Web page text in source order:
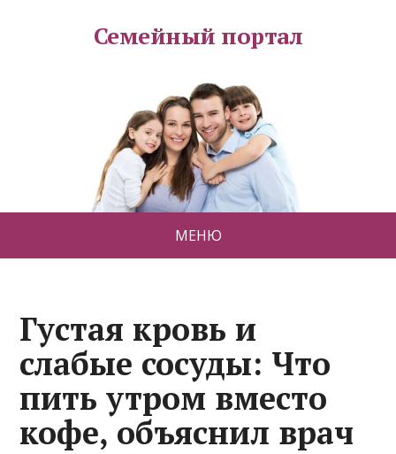
Семейный портал
МЕНЮ
Густая кровь и
слабые сосуды: Что
пить утром вместо
кофе, объяснил врач